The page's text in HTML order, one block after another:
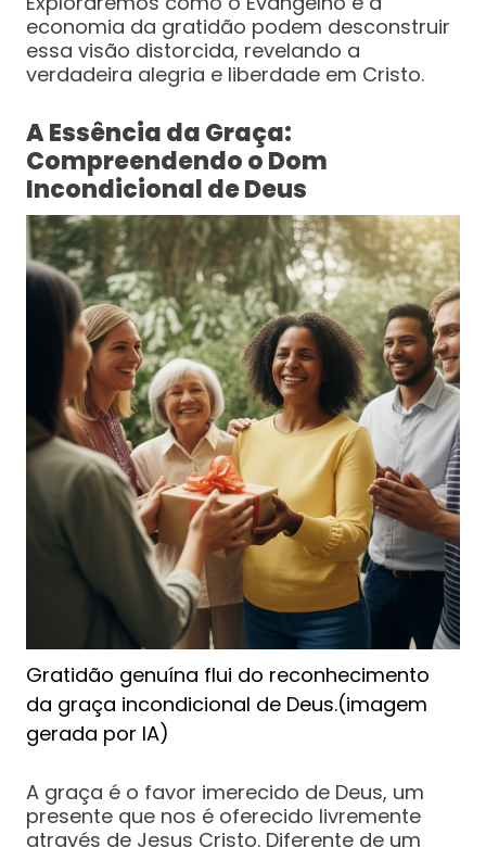
economia da gratidão podem desconstruir
essa visão distorcida, revelando a
verdadeira alegria e liberdade em Cristo.
A Essência da Graça:
Compreendendo o Dom
Incondicional de Deus
Gratidão genuína flui do reconhecimento
da graça incondicional de Deus.(imagem
gerada por IA)
A graça é o favor imerecido de Deus, um
presente que nos é oferecido livremente
através de Jesus Cristo. Diferente de um